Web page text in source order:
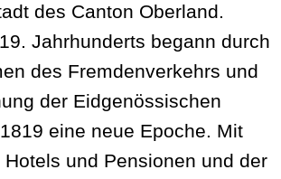
des Canton Oberland.
Jahrhunderts begann durch
des Fremdenverkehrs und
der Eidgenössischen
eine neue Epoche. Mit
und Pensionen und der